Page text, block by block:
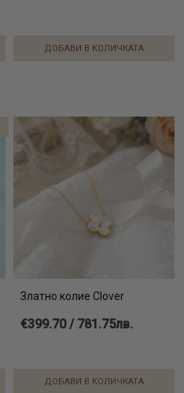
ДОБАВИ В КОЛИЧКАТА
Златно колие Clover
€399.70 / 781.75лв.
ДОБАВИ В КОЛИЧКАТА